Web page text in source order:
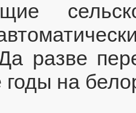
разве
годы на